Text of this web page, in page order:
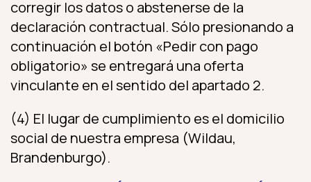
corregir los datos o abstenerse de la
declaración contractual. Sólo presionando a
continuación el botón «Pedir con pago
obligatorio» se entregará una oferta
vinculante en el sentido del apartado 2.
(4) El lugar de cumplimiento es el domicilio
social de nuestra empresa (Wildau,
Brandenburgo).